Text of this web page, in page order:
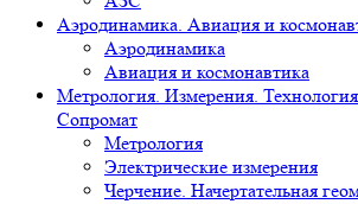
Аэродинамика. Авиация и
Аэродинамика
Авиация и космонавтика
Метрология. Измерения.
Сопромат
Метрология
Электрические измерения
Черчение. Начертательная